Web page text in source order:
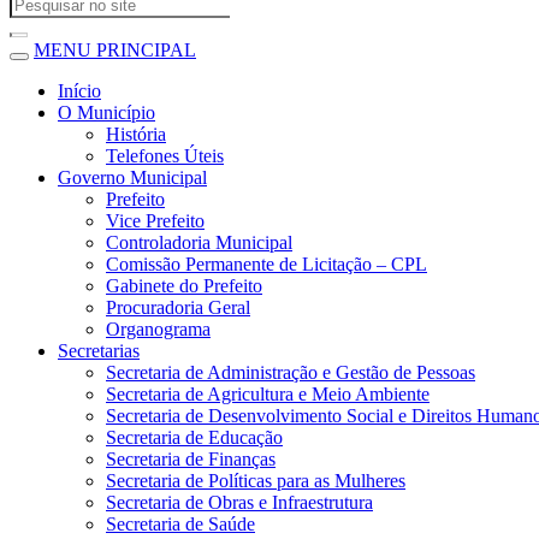
MENU PRINCIPAL
Início
O Município
História
Telefones Úteis
Governo Municipal
Prefeito
Vice Prefeito
Controladoria Municipal
Comissão Permanente de Licitação – CPL
Gabinete do Prefeito
Procuradoria Geral
Organograma
Secretarias
Secretaria de Administração e Gestão de Pessoas
Secretaria de Agricultura e Meio Ambiente
Secretaria de Desenvolvimento Social e Direitos
Secretaria de Educação
Secretaria de Finanças
Secretaria de Políticas para as Mulheres
Secretaria de Obras e Infraestrutura
Secretaria de Saúde